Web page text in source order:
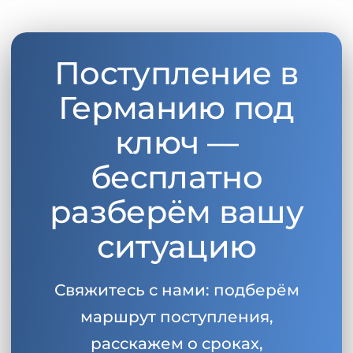
Поступление в
Германию под
ключ —
бесплатно
разберём вашу
ситуацию
Свяжитесь с нами: подберём
маршрут поступления,
расскажем о сроках,